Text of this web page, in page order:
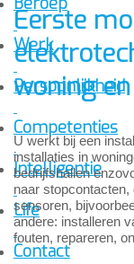
Werk
Persoonlijkheid
Competenties
Intelligentie
Life
Contact
Eerste
woning
U werkt bij een
installaties in
bedrijfshallen
naar
sensoren,
andere: installeren
fouten, repareren,